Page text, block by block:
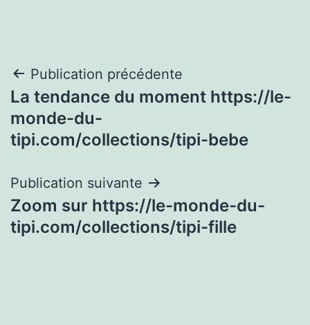
Navigation
de
l’article
Publication précédente
La tendance du moment https://le-
monde-du-
tipi.com/collections/tipi-bebe
Publication suivante
Zoom sur https://le-monde-du-
tipi.com/collections/tipi-fille